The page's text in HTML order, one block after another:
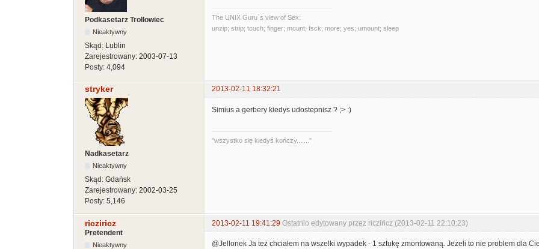
Podkasetarz Trollowiec
Nieaktywny
Skąd: Lublin
Zarejestrowany: 2003-07-13
Posty: 4,094
The UNIX Guru`s view of Sex:
unzip; strip; touch; finger; mount; fsck; more; yes; umount; sleep
stryker 2013-02-11 18:32:21
Nadkasetarz
Nieaktywny
Skąd: Gdańsk
Zarejestrowany: 2002-03-25
Posty: 5,146
Simius a gerbery kiedys udostepnisz ? ;> :)
"wszystko się kiedyś kończy......."
ricziricz 2013-02-11 19:41:29 Ostatnio edytowany przez ricziricz (2013-02-11 22:10:23)
Pretendent
Nieaktywny
@Jellonek Ja też chciałem na wszelki wypadek - 1 sztukę zmontowaną. Jeżeli to nie problem dla